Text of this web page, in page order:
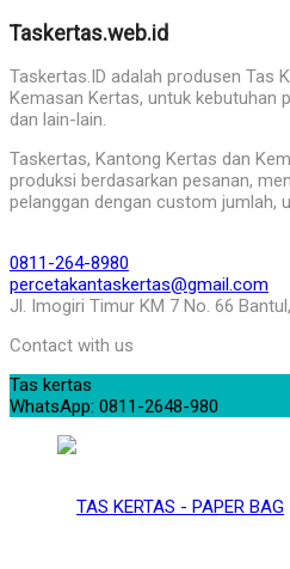
Taskertas.web.id
Taskertas.ID adalah produsen Tas
Kemasan Kertas, untuk kebutuhan
dan lain-lain.
Taskertas, Kantong Kertas dan
produksi berdasarkan pesanan,
pelanggan dengan custom jumlah,
0811-264-8980
percetakantaskertas@gmail.com
Jl. Imogiri Timur KM 7 No. 66
Contact with us
Tas kertas
WhatsApp: 0811-2648-980